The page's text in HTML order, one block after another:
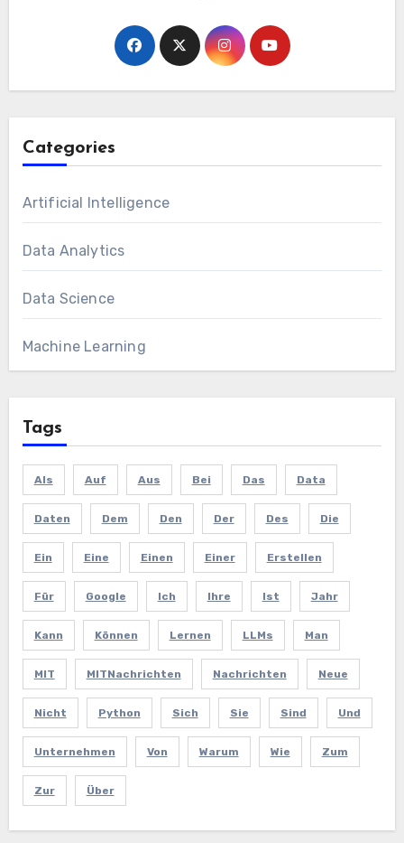
Categories
Artificial Intelligence
Data Analytics
Data Science
Machine Learning
Tags
Als Auf Aus Bei Das Data
Daten Dem Den Der Des Die
Ein Eine Einen Einer Erstellen
Für Google Ich Ihre Ist Jahr
Kann Können Lernen LLMs Man
MIT MITNachrichten Nachrichten Neue
Nicht Python Sich Sie Sind Und
Unternehmen Von Warum Wie Zum
Zur Über